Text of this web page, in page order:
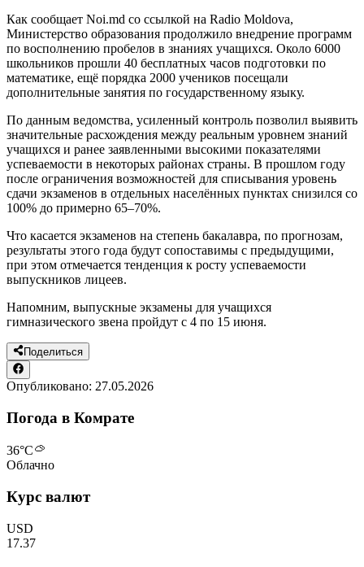
Как сообщает Noi.md со ссылкой на Radio Moldova,
Министерство образования продолжило внедрение программ
по восполнению пробелов в знаниях учащихся. Около 6000
школьников прошли 40 бесплатных часов подготовки по
математике, ещё порядка 2000 учеников посещали
дополнительные занятия по государственному языку.
По данным ведомства, усиленный контроль позволил выявить
значительные расхождения между реальным уровнем знаний
учащихся и ранее заявленными высокими показателями
успеваемости в некоторых районах страны. В прошлом году
после ограничения возможностей для списывания уровень
сдачи экзаменов в отдельных населённых пунктах снизился со
100% до примерно 65–70%.
Что касается экзаменов на степень бакалавра, по прогнозам,
результаты этого года будут сопоставимы с предыдущими,
при этом отмечается тенденция к росту успеваемости
выпускников лицеев.
Напомним, выпускные экзамены для учащихся
гимназического звена пройдут с 4 по 15 июня.
Поделиться
Опубликовано: 27.05.2026
Погода в Комрате
36°C
Облачно
Курс валют
USD
17.37